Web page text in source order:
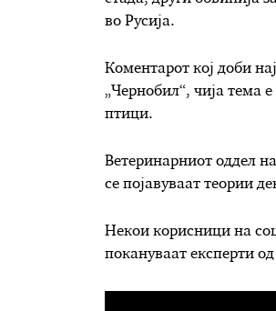
во Русија.
Коментарот кој доби
„Чернобил“, чија тема
птици.
Ветеринарниот оддел
се појавуваат теории
Некои корисници на
покануваат експерти